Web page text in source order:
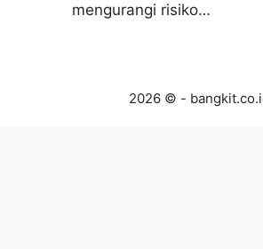
mengurangi risiko…
2026 © -